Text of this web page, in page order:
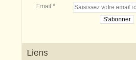
Email
Liens